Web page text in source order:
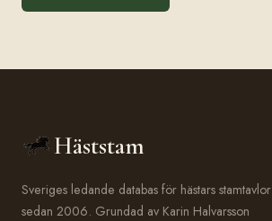
Häststam
Sveriges ledande databas för hästars stamtavlor
sedan 2006. Grundad av Karin Halvarsson